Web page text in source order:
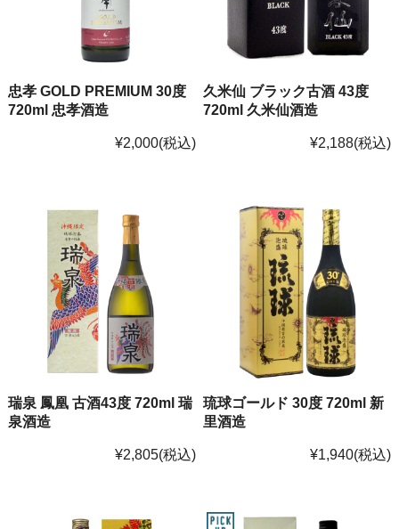
忠孝 GOLD PREMIUM 30度
720ml 忠孝酒造
¥2,000(税込)
久米仙 ブラック古酒 43度
720ml 久米仙酒造
¥2,188(税込)
瑞泉 鳳凰 古酒43度 720ml 瑞
泉酒造
¥2,805(税込)
琉球ゴールド 30度 720ml 新
里酒造
¥1,940(税込)